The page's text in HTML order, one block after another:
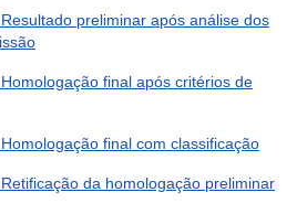
preliminar após análise dos
final após critérios de
final com classificação
da homologação preliminar